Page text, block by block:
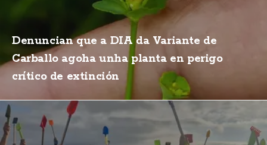
Denuncian que a DIA da Variante de
Carballo agoha unha planta en perigo
crítico de extinción